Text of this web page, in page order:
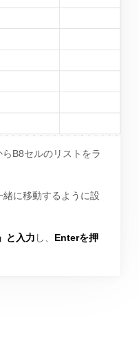
B8セルのリストをラ
に移動するように設
と入力 し、 Enterを押